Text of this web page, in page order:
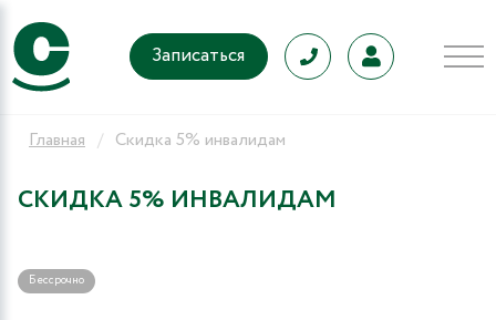
Записаться
Главная Скидка 5% инвалидам
СКИДКА 5% ИНВАЛИДАМ
Бессрочно